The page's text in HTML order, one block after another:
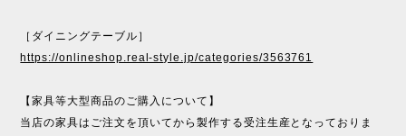
［ダイニングテーブル］
https://onlineshop.real-style.jp/categories/3563761
【家具等大型商品のご購入について】
当店の家具はご注文を頂いてから製作する受注生産となっておりま